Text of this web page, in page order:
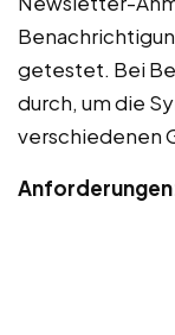
getestet. Bei
durch, um die
verschiedenen